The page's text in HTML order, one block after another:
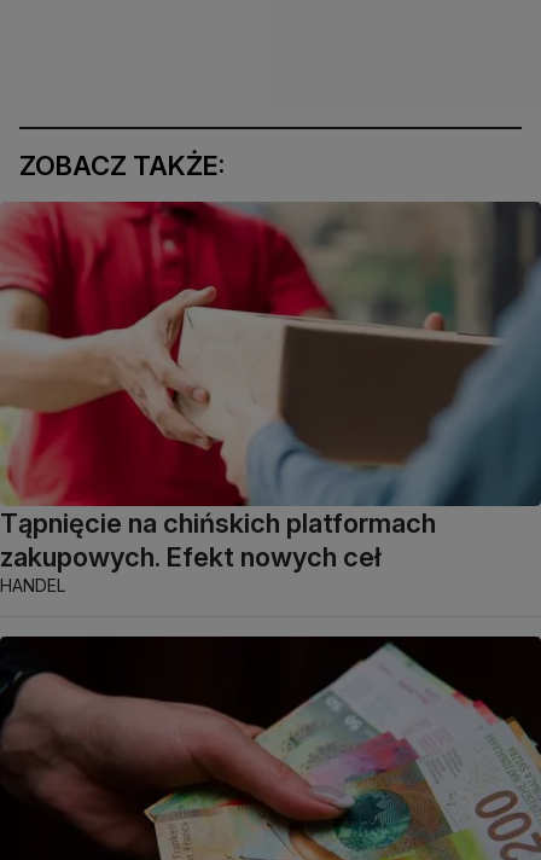
ZOBACZ TAKŻE:
Tąpnięcie na chińskich platformach
zakupowych. Efekt nowych ceł
HANDEL